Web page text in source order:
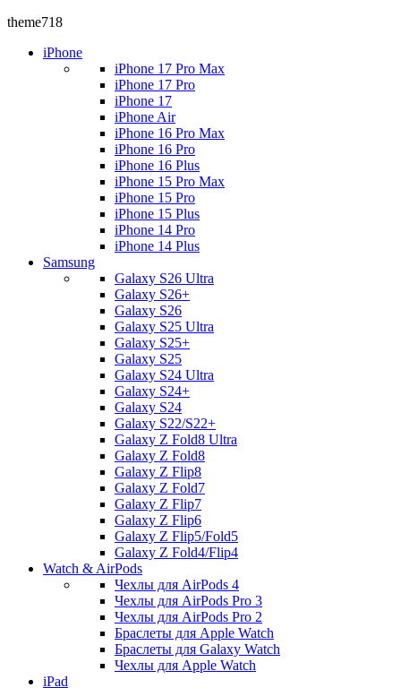
theme718
iPhone
iPhone 17 Pro Max
iPhone 17 Pro
iPhone 17
iPhone Air
iPhone 16 Pro Max
iPhone 16 Pro
iPhone 16 Plus
iPhone 15 Pro Max
iPhone 15 Pro
iPhone 15 Plus
iPhone 14 Pro
iPhone 14 Plus
Samsung
Galaxy S26 Ultra
Galaxy S26+
Galaxy S26
Galaxy S25 Ultra
Galaxy S25+
Galaxy S25
Galaxy S24 Ultra
Galaxy S24+
Galaxy S24
Galaxy S22/S22+
Galaxy Z Fold8 Ultra
Galaxy Z Fold8
Galaxy Z Flip8
Galaxy Z Fold7
Galaxy Z Flip7
Galaxy Z Flip6
Galaxy Z Flip5/Fold5
Galaxy Z Fold4/Flip4
Watch & AirPods
Чехлы для AirPods 4
Чехлы для AirPods Pro 3
Чехлы для AirPods Pro 2
Браслеты для Apple Watch
Браслеты для Galaxy Watch
Чехлы для Apple Watch
iPad